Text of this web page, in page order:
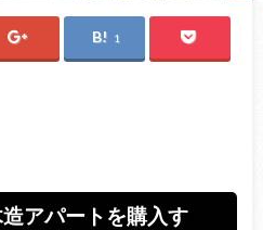
1
アパートを購入す